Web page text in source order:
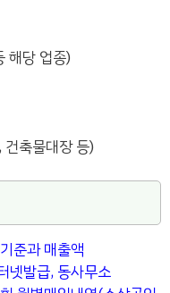
해당 업종)
축물대장 등)
준과 매출액
넷발급, 동사무소